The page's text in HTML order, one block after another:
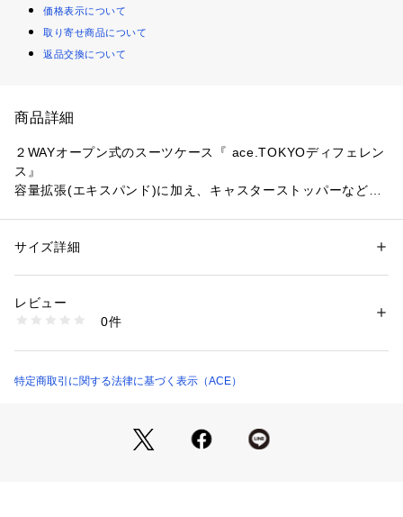
価格表示について
取り寄せ商品について
返品交換について
商品詳細
２WAYオープン式のスーツケース『 ace.TOKYOディフェレン
ス』
容量拡張(エキスパンド)に加え、キャスターストッパーなど多
空港やホテル・小スペースでも荷物の取り出しがしやすい『フ
つの開け方が可能なアイテムです。
※エキスパンド時の機内持ち込みは不可。
電車内や傾斜で不意のスーツケースの走行を防ぐキャスタース
性別：レディース
素材：ポリカーボネート
商品番号：
0572300 （ショップ）
サイズ詳細
レビュー
0件
特定商取引に関する法律に基づく表示（ACE）